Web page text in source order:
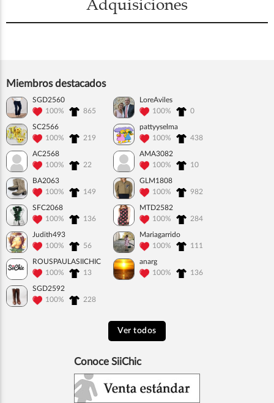
Adquisiciones
Miembros destacados
SGD2560
100%
865
LoreAviles
100%
0
SC2566
100%
219
pattyyselma
100%
438
AC2568
100%
22
AMA3082
100%
10
BA2063
100%
149
GLM1808
100%
982
SFC2068
100%
136
MTD2582
100%
284
Judith493
100%
56
Mariagarrido
100%
111
ROUSPAULASIICHIC
100%
13
anarg
100%
136
SGD2592
100%
228
Ver todos
Conoce SiiChic